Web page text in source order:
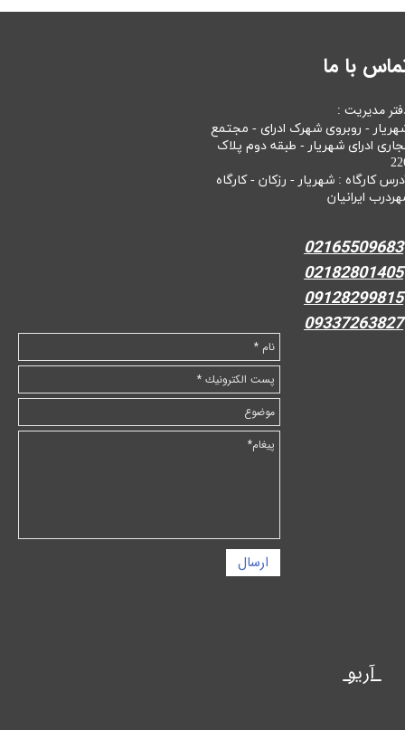
ارسال
با ما
مدیریت :
- روبروی شهرک ادرای - مجتمع
ادرای شهریار - طبقه دوم پلاک
کارگاه : شهریار - رزکان - کارگاه
ایرانیان
02165509683
02182801405
09128299815
09337263827
آریو